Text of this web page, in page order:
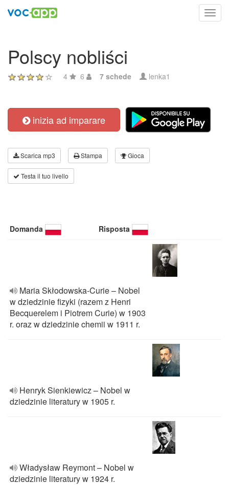
Polscy nobliści
4 6 7 schede lenka1
inizia ad imparare
Scarica mp3 Stampa Gioca
Testa il tuo livello
Domanda Risposta
Maria Skłodowska-Curie – Nobel
w dziedzinie fizyki (razem z Henri
Becquerelem i Piotrem Curie) w 1903
r. oraz w dziedzinie chemii w 1911 r.
Henryk Sienkiewicz – Nobel w
dziedzinie literatury w 1905 r.
Władysław Reymont – Nobel w
dziedzinie literatury w 1924 r.